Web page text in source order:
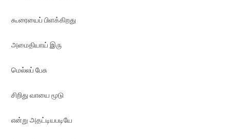
கூரையைப் பிளக்கிறது
அமைதியாய் இரு
மெல்லப் பேசு
சிறிது வாயை மூடு
என்று அதட்டியபடியே